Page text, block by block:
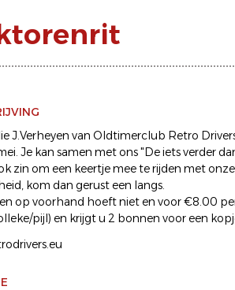
J.Verheyen van Oldtimerclub Retro
Je kan samen met ons "De iets verder
zin om een keertje mee te rijden met
kom dan gerust een langs.
op voorhand hoeft niet en voor €8.00
pijl) en krijgt u 2 bonnen voor een